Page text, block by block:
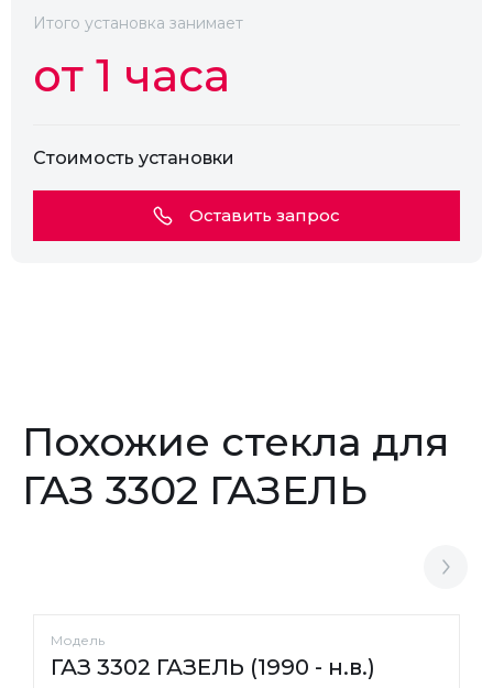
Итого установка занимает
от 1 часа
Стоимость установки
Оставить запрос
Похожие стекла для
ГАЗ 3302 ГАЗЕЛЬ
Модель
ГАЗ 3302 ГАЗЕЛЬ (1990 - н.в.)